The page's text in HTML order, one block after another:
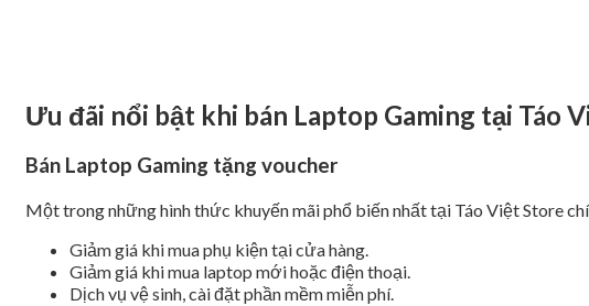
Ưu đãi nổi bật khi bán Laptop Gaming tại Táo
Bán Laptop Gaming tặng voucher
Một trong những hình thức khuyến mãi phổ biến nhất tại Táo Việt Store
Giảm giá khi mua phụ kiện tại cửa hàng.
Giảm giá khi mua laptop mới hoặc điện thoại.
Dịch vụ vệ sinh, cài đặt phần mềm miễn phí.